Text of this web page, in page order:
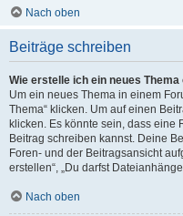
Nach oben
Beiträge schreiben
Wie erstelle ich ein neues
Um ein neues Thema in einem
Thema“ klicken. Um auf einen
klicken. Es könnte sein, dass eine
Beitrag schreiben kannst. Deine
Foren- und der Beitragsansicht
erstellen“, „Du darfst
Nach oben